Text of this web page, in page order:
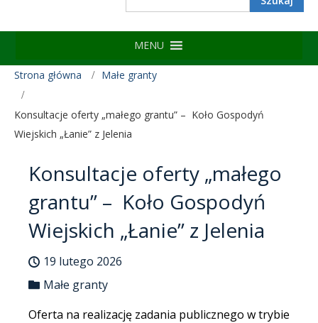
MENU
Strona główna Małe granty
Konsultacje oferty „małego grantu” – Koło Gospodyń
Wiejskich „Łanie” z Jelenia
Konsultacje oferty „małego
grantu” – Koło Gospodyń
Wiejskich „Łanie” z Jelenia
19 lutego 2026
Małe granty
Oferta na realizację zadania publicznego w trybie